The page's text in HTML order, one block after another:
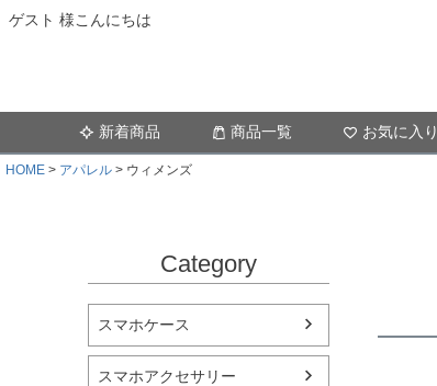
ゲスト 様こんにちは
新着商品 商品一覧 お気に入り
HOME アパレル ウィメンズ
Category
スマホケース
スマホアクセサリー